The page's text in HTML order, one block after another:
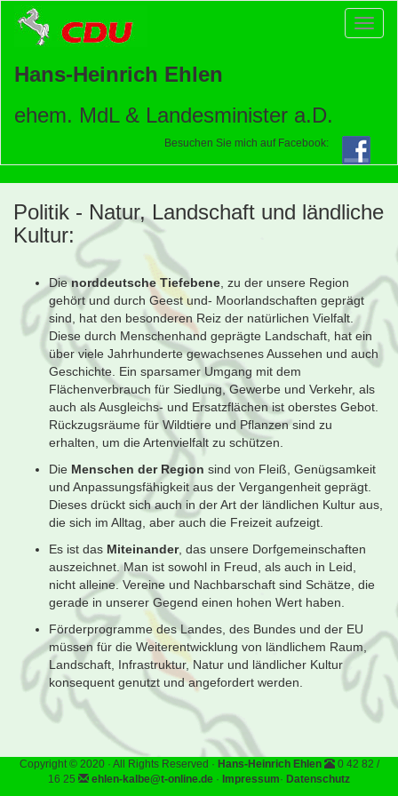
Hans-Heinrich Ehlen
ehem. MdL & Landesminister a.D.
Besuchen Sie mich auf Facebook:
Politik - Natur, Landschaft und ländliche
Kultur:
Dienorddeutsche Tiefebene , zu der unsere Region
gehört und durch Geest und- Moorlandschaften geprägt
sind, hat den besonderen Reiz der natürlichen Vielfalt.
Diese durch Menschenhand geprägte Landschaft, hat ein
über viele Jahrhunderte gewachsenes Aussehen und auch
Geschichte. Ein sparsamer Umgang mit dem
Flächenverbrauch für Siedlung, Gewerbe und Verkehr, als
auch als Ausgleichs- und Ersatzflächen ist oberstes Gebot.
Rückzugsräume für Wildtiere und Pflanzen sind zu
erhalten, um die Artenvielfalt zu schützen.
Die Menschen der Region sind von Fleiß, Genügsamkeit
und Anpassungsfähigkeit aus der Vergangenheit geprägt.
Dieses drückt sich auch in der Art der ländlichen Kultur aus,
die sich im Alltag, aber auch die Freizeit aufzeigt.
Es ist das Miteinander, das unsere Dorfgemeinschaften
auszeichnet. Man ist sowohl in Freud, als auch in Leid,
nicht alleine. Vereine und Nachbarschaft sind Schätze, die
gerade in unserer Gegend einen hohen Wert haben.
Förderprogramme des Landes, des Bundes und der EU
müssen für die Weiterentwicklung von ländlichem Raum,
Landschaft, Infrastruktur, Natur und ländlicher Kultur
konsequent genutzt und angefordert werden.
Copyright © 2020 · All Rights Reserved · Hans-Heinrich Ehlen
0 42 82 /
16 25
ehlen-kalbe@t-online.de · Impressum· Datenschutz